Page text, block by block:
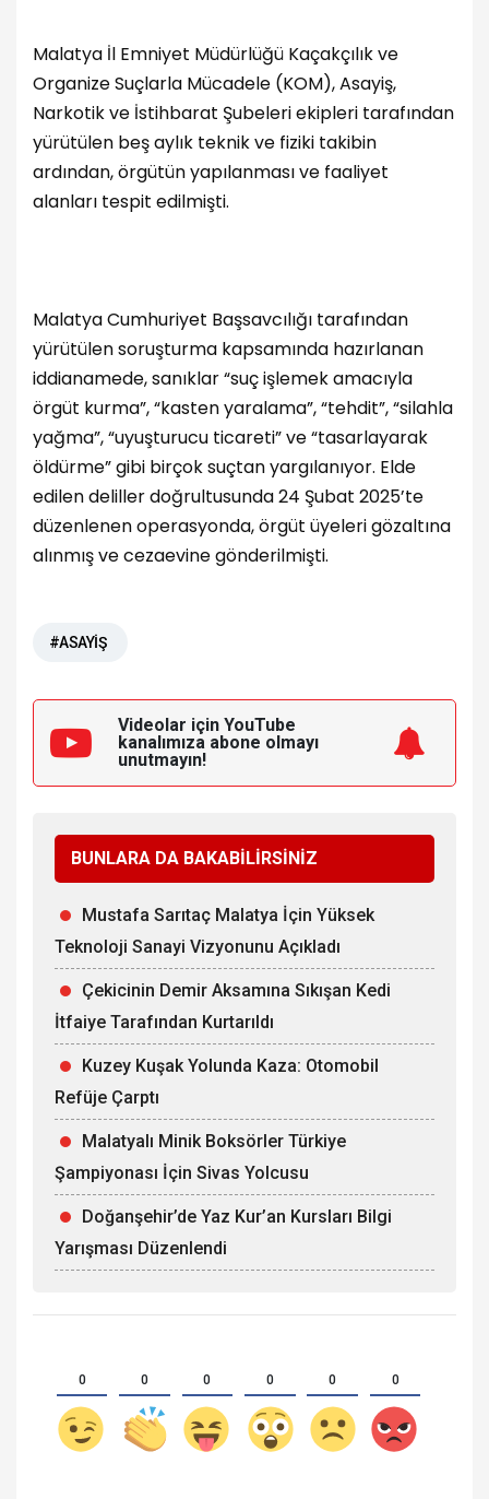
Malatya İl Emniyet Müdürlüğü Kaçakçılık ve
Organize Suçlarla Mücadele (KOM), Asayiş,
Narkotik ve İstihbarat Şubeleri ekipleri tarafından
yürütülen beş aylık teknik ve fiziki takibin
ardından, örgütün yapılanması ve faaliyet
alanları tespit edilmişti.
Malatya Cumhuriyet Başsavcılığı tarafından
yürütülen soruşturma kapsamında hazırlanan
iddianamede, sanıklar “suç işlemek amacıyla
örgüt kurma”, “kasten yaralama”, “tehdit”, “silahla
yağma”, “uyuşturucu ticareti” ve “tasarlayarak
öldürme” gibi birçok suçtan yargılanıyor. Elde
edilen deliller doğrultusunda 24 Şubat 2025’te
düzenlenen operasyonda, örgüt üyeleri gözaltına
alınmış ve cezaevine gönderilmişti.
#ASAYİŞ
Videolar için YouTube
kanalımıza abone olmayı
unutmayın!
BUNLARA DA BAKABİLİRSİNİZ
Mustafa Sarıtaç Malatya İçin Yüksek
Teknoloji Sanayi Vizyonunu Açıkladı
Çekicinin Demir Aksamına Sıkışan Kedi
İtfaiye Tarafından Kurtarıldı
Kuzey Kuşak Yolunda Kaza: Otomobil
Refüje Çarptı
Malatyalı Minik Boksörler Türkiye
Şampiyonası İçin Sivas Yolcusu
Doğanşehir’de Yaz Kur’an Kursları Bilgi
Yarışması Düzenlendi
0 0 0 0 0 0